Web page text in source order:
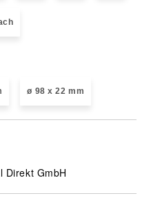
ø 98 x 22 mm
Direkt GmbH